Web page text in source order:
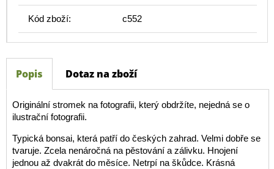
Kód zboží: c552
Popis Dotaz na zboží
Originální stromek na fotografii, který obdržíte, nejedná se o
ilustrační fotografii.
Typická bonsai, která patří do českých zahrad. Velmi dobře se
tvaruje. Zcela nenáročná na pěstování a zálivku. Hnojení
jednou až dvakrát do měsíce. Netrpí na škůdce. Krásná